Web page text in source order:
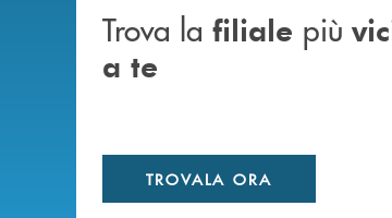
Trova la filiale più
a te
TROVALA ORA